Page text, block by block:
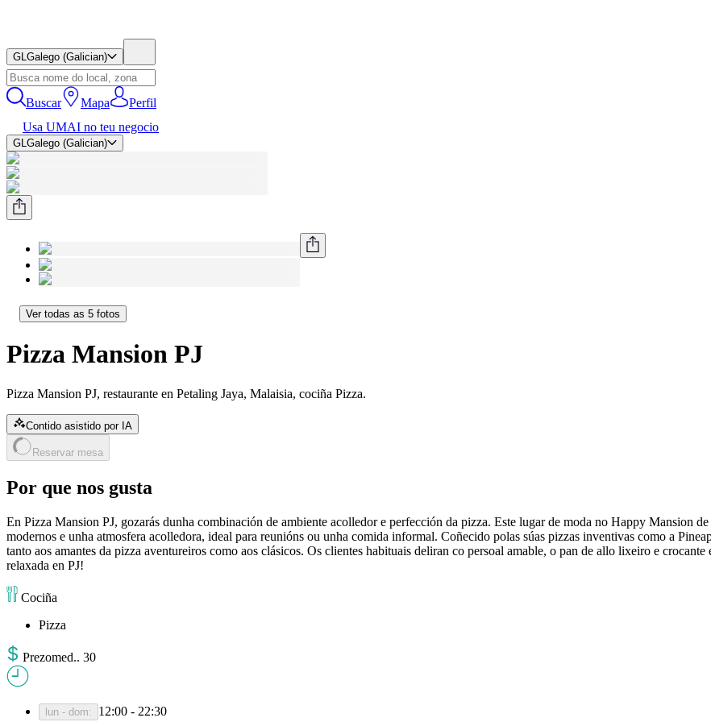
GLGalego (Galician)
Buscar Mapa
Perfil
Usa UMAI no teu negocio
GLGalego (Galician)
Ver todas as 5 fotos
Pizza Mansion PJ
Pizza Mansion PJ, restaurante en Petaling Jaya, Malaisia, cociña Pizza.
Contido asistido por IA
Reservar mesa
Por que nos gusta
En Pizza Mansion PJ, gozarás dunha combinación de ambiente acolledor e perfección da pizza. Este lugar de moda no Happy Mansion
modernos e unha atmosfera acolledora, ideal para reunións ou unha comida informal. Coñecido polas súas pizzas inventivas como a
tanto aos amantes da pizza aventureiros como aos clásicos. Os clientes habituais deliran co persoal amable, o pan de allo lixeiro e
relaxada en PJ!
Cociña
Pizza
Prezomed.. 30
lun - dom: 12:00 - 22:30